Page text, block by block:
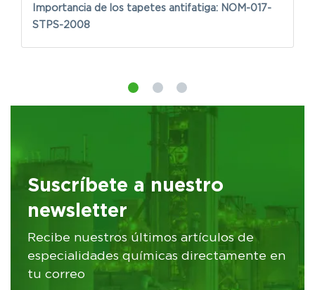
Importancia de los tapetes antifatiga: NOM-017-
STPS-2008
Suscríbete a nuestro
newsletter
Recibe nuestros últimos artículos de
especialidades químicas directamente en
tu correo